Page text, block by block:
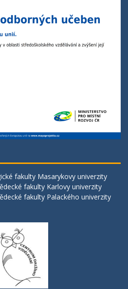
fakulty Masarykovy univerzity
fakulty Karlovy univerzity
fakulty Palackého univerzity